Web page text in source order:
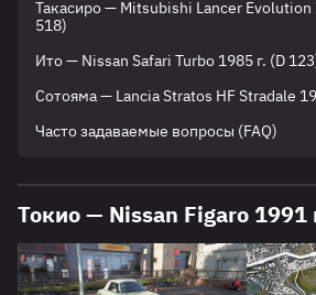
Такасиро — Mitsubishi Lancer Evolution
518)
Ито — Nissan Safari Turbo 1985 г. (D
Сотояма — Lancia Stratos HF Stradale
Часто задаваемые вопросы (FAQ)
Токио — Nissan Figaro 1991